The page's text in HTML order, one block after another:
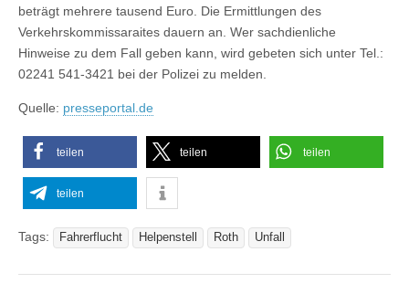
beträgt mehrere tausend Euro. Die Ermittlungen des
Verkehrskommissaraites dauern an. Wer sachdienliche
Hinweise zu dem Fall geben kann, wird gebeten sich unter Tel.:
02241 541-3421 bei der Polizei zu melden.
Quelle: presseportal.de
teilen teilen teilen
teilen
Tags: Fahrerflucht Helpenstell Roth Unfall